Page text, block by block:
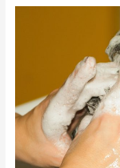
市
AGA
薄
伊
毛
穴
ル